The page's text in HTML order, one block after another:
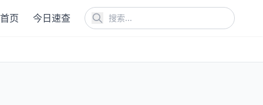
首页 今日速查